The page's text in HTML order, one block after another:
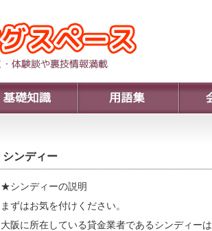
シンディー
★シンディーの説明
まずはお気を付けください。
大阪に所在している貸金業者であるシンディー